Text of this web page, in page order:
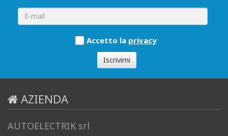
Accetto la privacy
Iscrivimi
AZIENDA
AUTOELECTRIK srl